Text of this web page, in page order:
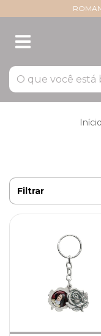
Início
Filtrar